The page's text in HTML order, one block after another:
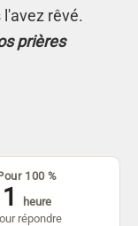
rêvé.
prières
100 %
1
heure
répondre